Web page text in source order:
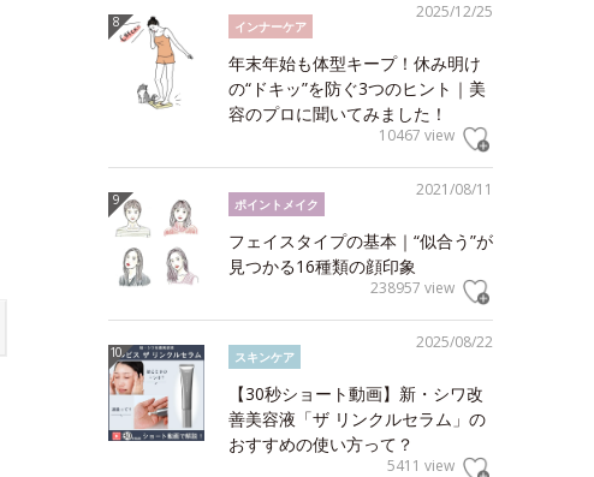
2025/12/25
インナーケア
年末年始も体型キープ！休み明け
の“ドキッ”を防ぐ3つのヒント｜美
容のプロに聞いてみました！
10467 view
2021/08/11
ポイントメイク
フェイスタイプの基本｜“似合う”が
見つかる16種類の顔印象
238957 view
2025/08/22
スキンケア
【30秒ショート動画】新・シワ改
善美容液「ザ リンクルセラム」の
おすすめの使い方って？
5411 view